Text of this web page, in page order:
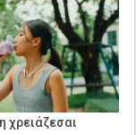
χρειάζεσαι